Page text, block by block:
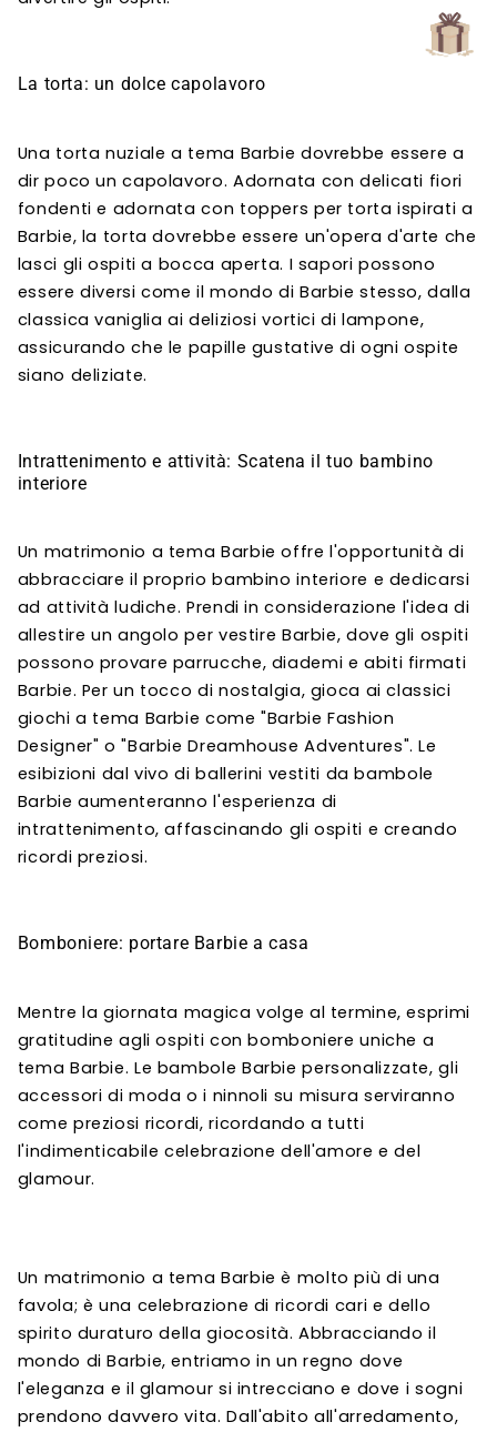
La torta: un dolce capolavoro
Una torta nuziale a tema Barbie dovrebbe essere a
dir poco un capolavoro. Adornata con delicati fiori
fondenti e adornata con toppers per torta ispirati a
Barbie, la torta dovrebbe essere un'opera d'arte che
lasci gli ospiti a bocca aperta. I sapori possono
essere diversi come il mondo di Barbie stesso, dalla
classica vaniglia ai deliziosi vortici di lampone,
assicurando che le papille gustative di ogni ospite
siano deliziate.
Intrattenimento e attività: Scatena il tuo bambino
interiore
Un matrimonio a tema Barbie offre l'opportunità di
abbracciare il proprio bambino interiore e dedicarsi
ad attività ludiche. Prendi in considerazione l'idea di
allestire un angolo per vestire Barbie, dove gli ospiti
possono provare parrucche, diademi e abiti firmati
Barbie. Per un tocco di nostalgia, gioca ai classici
giochi a tema Barbie come "Barbie Fashion
Designer" o "Barbie Dreamhouse Adventures". Le
esibizioni dal vivo di ballerini vestiti da bambole
Barbie aumenteranno l'esperienza di
intrattenimento, affascinando gli ospiti e creando
ricordi preziosi.
Bomboniere: portare Barbie a casa
Mentre la giornata magica volge al termine, esprimi
gratitudine agli ospiti con bomboniere uniche a
tema Barbie. Le bambole Barbie personalizzate, gli
accessori di moda o i ninnoli su misura serviranno
come preziosi ricordi, ricordando a tutti
l'indimenticabile celebrazione dell'amore e del
glamour.
Un matrimonio a tema Barbie è molto più di una
favola; è una celebrazione di ricordi cari e dello
spirito duraturo della giocosità. Abbracciando il
mondo di Barbie, entriamo in un regno dove
l'eleganza e il glamour si intrecciano e dove i sogni
prendono davvero vita. Dall'abito all'arredamento,